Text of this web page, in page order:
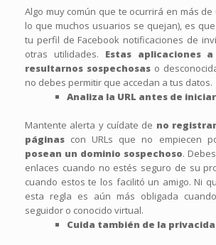
Algo muy común que te ocurrirá en más
lo que muchos usuarios se quejan), es
tu perfil de Facebook notificaciones de
otras utilidades. Estas aplicaciones
resultarnos sospechosas o
no debes permitir que accedan a tus datos.
Analiza la URL antes de
Mantente alerta y cuídate de no
páginas con URLs que no empiecen
posean un dominio sospechoso.
enlaces cuando no estés seguro de su
cuando estos te los facilitó un amigo. Ni
esta regla es aún más obligada
seguidor o conocido virtual.
Cuida también de la